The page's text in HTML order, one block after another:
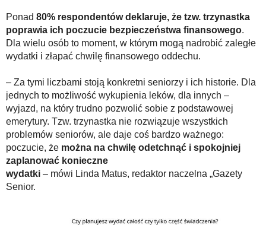
Ponad 80% respondentów deklaruje, że tzw. trzynastka
poprawia ich poczucie bezpieczeństwa finansowego.
Dla wielu osób to moment, w którym mogą nadrobić zaległe
wydatki i złapać chwilę finansowego oddechu.
– Za tymi liczbami stoją konkretni seniorzy i ich historie. Dla
jednych to możliwość wykupienia leków, dla innych –
wyjazd, na który trudno pozwolić sobie z podstawowej
emerytury. Tzw. trzynastka nie rozwiązuje wszystkich
problemów seniorów, ale daje coś bardzo ważnego:
poczucie, że można na chwilę odetchnąć i spokojniej
zaplanować konieczne
wydatki – mówi Linda Matus, redaktor naczelna „Gazety
Senior.